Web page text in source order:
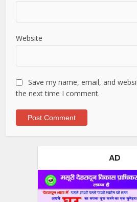
Website
Save my name, email, and
the next time I comment.
AD